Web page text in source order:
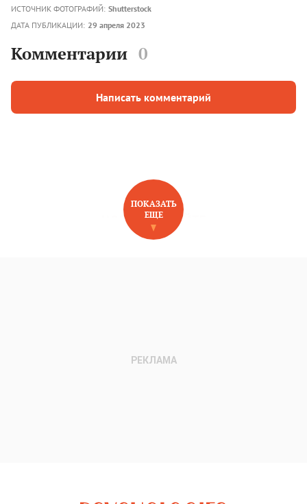
ИСТОЧНИК ФОТОГРАФИЙ: Shutterstock
ДАТА ПУБЛИКАЦИИ: 29 апреля 2023
Комментарии 0
Написать комментарий
НОВОЕ НА САЙТЕ
ПОКАЗАТЬ
ЕЩЕ